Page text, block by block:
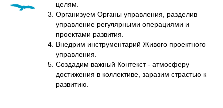
целям.
Организуем Органы управления , разделив
управление регулярными операциями и
проектами развития.
Внедрим инструментарий Живого проектного
управления.
Создадим важный Контекст- атмосферу
достижения в коллективе, заразим страстью к
развитию.